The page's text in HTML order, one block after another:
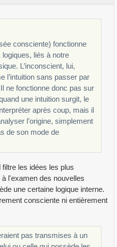
consciente) fonctionne
liés à notre
L’inconscient, lui,
l’intuition sans passer par
ne fonctionne donc pas sur
une intuition surgit, le
après coup, mais il
l’origine, simplement
de son mode de
les idées les plus
l'examen des nouvelles
une certaine logique interne.
consciente ni entièrement
pas transmises à un